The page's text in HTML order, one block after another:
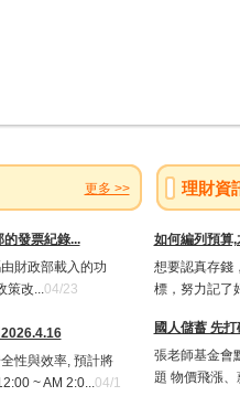
更多 >>
發票紀錄...
財政部載入的功
策改...04/23
性與效率, 預計將
~ AM 2:0...04/1
理財資
如何編列預算
想要認真存錢
標，努力記了
國人儲蓄 先
張老師基金會
題 物價飛漲